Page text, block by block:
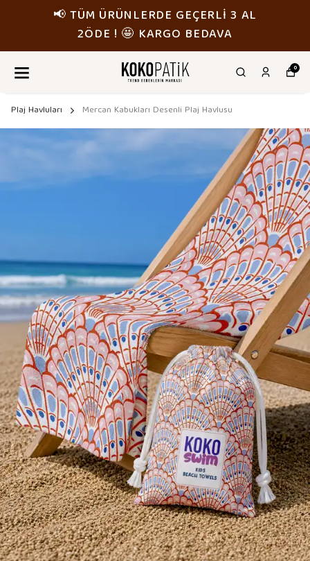
ÜRÜNLERDE GEÇERLİ 3 AL
2ÖDE ! 🤩 KARGO BEDAVA
0
Plaj Havluları Mercan Kabukları Desenli Plaj Havlusu